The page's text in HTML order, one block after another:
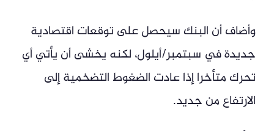
وأضاف أن البنك سيحصل على توقعات اقتصادية
جديدة في سبتمبر/أيلول، لكنه يخشى أن يأتي أي
تحرك متأخرا إذا عادت الضغوط التضخمية إلى
الارتفاع من جديد.